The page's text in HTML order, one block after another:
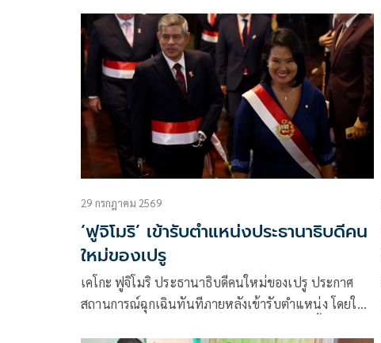
29 กรกฎาคม 2569
‘ฟูจิโมริ’ เข้ารับตำแหน่งประธานาธิบดีคน
ใหม่ของเปรู
เคโกะ ฟูจิโมริ ประธานาธิบดีคนใหม่ของเปรู ประกาศ
สถานการณ์ฉุกเฉินทันทีภายหลังเข้ารับตำแหน่ง โดยให้